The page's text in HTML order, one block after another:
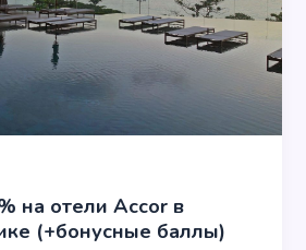
на отели Accor в
(+бонусные баллы)